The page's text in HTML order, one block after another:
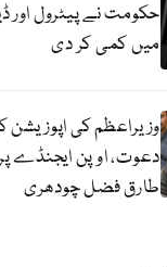
حکومت نے پیٹرول اور
میں کمی کر دی
وزیراعظم کی اپوزیشن
دعوت، اوپن ایجنڈے
طارق فضل چودھری